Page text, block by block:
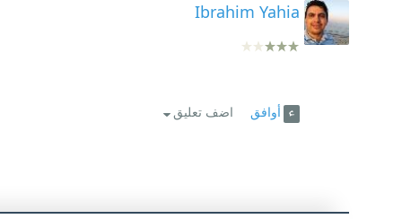
Ibrahim Yahia
أوافق اضف تعليق